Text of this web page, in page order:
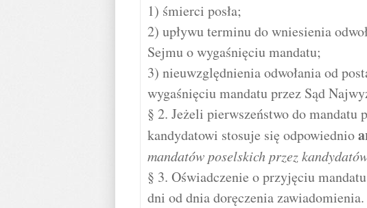
1) śmierci posła;
2) upływu terminu do wniesienia
Sejmu o wygaśnięciu mandatu;
3) nieuwzględnienia odwołania od
wygaśnięciu mandatu przez Sąd
§ 2. Jeżeli pierwszeństwo do mandatu
kandydatowi stosuje się odpowiednio
mandatów poselskich przez
§ 3. Oświadczenie o przyjęciu
dni od dnia doręczenia